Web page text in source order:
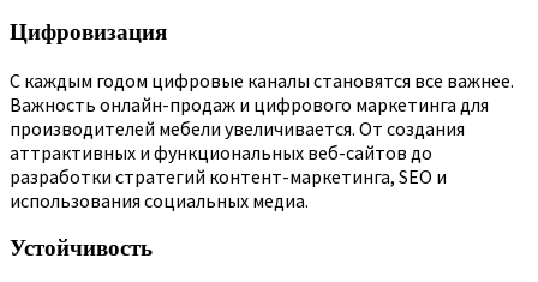
Цифровизация
С каждым годом цифровые каналы становятся все важнее.
Важность онлайн-продаж и цифрового маркетинга для
производителей мебели увеличивается. От создания
аттрактивных и функциональных веб-сайтов до
разработки стратегий контент-маркетинга, SEO и
использования социальных медиа.
Устойчивость